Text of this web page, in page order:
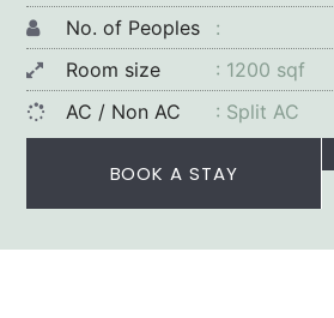
No. of Peoples
:
Room size
: 1200 sqf
AC / Non AC
: Split AC
BOOK A STAY